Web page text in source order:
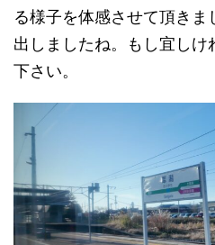
る様子を体感させて頂き
出しましたね。もし宜しけ
下さい。